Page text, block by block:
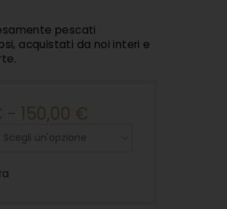
pescati
acquistati da noi interi e
- 150,00 €